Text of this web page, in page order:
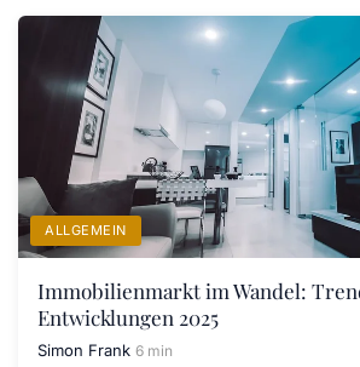
ALLGEMEIN
Immobilienmarkt im Wandel:
Entwicklungen 2025
Simon Frank 6 min